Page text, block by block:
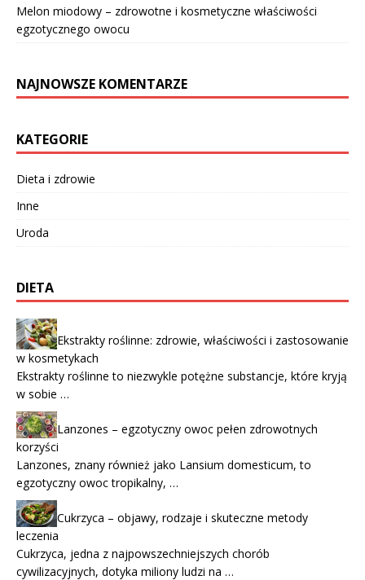
Melon miodowy – zdrowotne i kosmetyczne właściwości
egzotycznego owocu
NAJNOWSZE KOMENTARZE
KATEGORIE
Dieta i zdrowie
Inne
Uroda
DIETA
Ekstrakty roślinne: zdrowie, właściwości i zastosowanie
w kosmetykach
Ekstrakty roślinne to niezwykle potężne substancje, które kryją
w sobie …
Lanzones – egzotyczny owoc pełen zdrowotnych
korzyści
Lanzones, znany również jako Lansium domesticum, to
egzotyczny owoc tropikalny, …
Cukrzyca – objawy, rodzaje i skuteczne metody
leczenia
Cukrzyca, jedna z najpowszechniejszych chorób
cywilizacyjnych, dotyka miliony ludzi na …